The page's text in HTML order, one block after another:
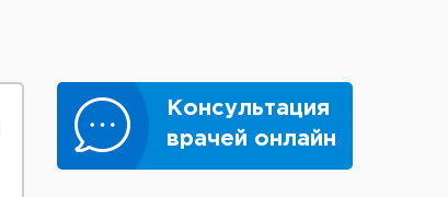
Консультация
врачей онлайн